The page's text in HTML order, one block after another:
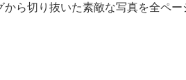
ら切り抜いた素敵な写真を全ペ